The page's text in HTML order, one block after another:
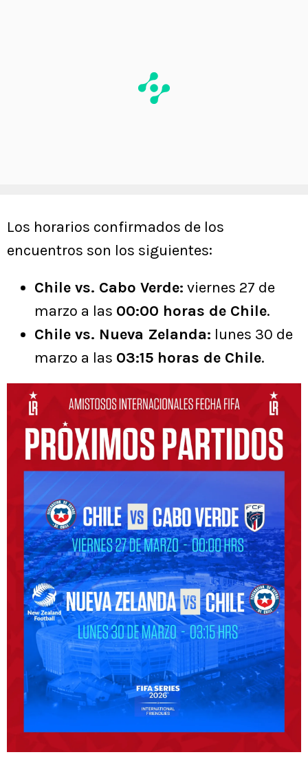
Los horarios confirmados de los
encuentros son los siguientes:
Chile vs. Cabo Verde: viernes 27 de
marzo a las 00:00 horas de Chile.
Chile vs. Nueva Zelanda: lunes 30 de
marzo a las 03:15 horas de Chile.